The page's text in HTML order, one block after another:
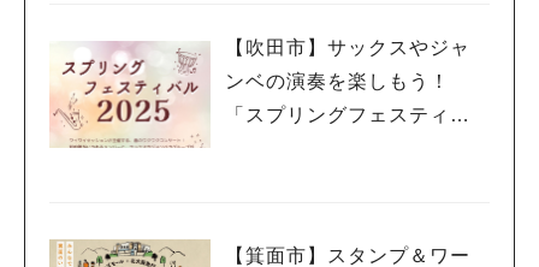
【吹田市】サックスやジャ
ンベの演奏を楽しもう！
「スプリングフェスティバ
【箕面市】スタンプ＆ワー